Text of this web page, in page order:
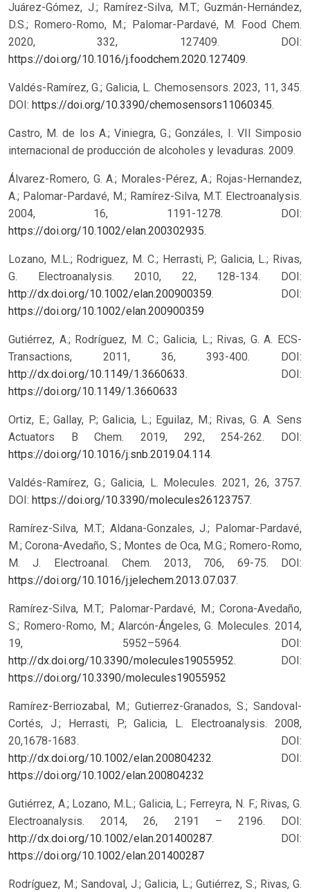
Juárez-Gómez, J.; Ramírez-Silva, M.T.; Guzmán-Hernández,
D.S.; Romero-Romo, M.; Palomar-Pardavé, M. Food Chem.
2020, 332, 127409. DOI:
https://doi.org/10.1016/j.foodchem.2020.127409.
Valdés-Ramírez, G.; Galicia, L. Chemosensors. 2023, 11, 345.
DOI: https://doi.org/10.3390/chemosensors11060345.
Castro, M. de los A.; Viniegra, G.; Gonzáles, I. VII Simposio
internacional de producción de alcoholes y levaduras. 2009.
Álvarez-Romero, G. A.; Morales-Pérez, A.; Rojas-Hernandez,
A.; Palomar-Pardavé, M.; Ramírez-Silva, M.T. Electroanalysis.
2004, 16, 1191-1278. DOI:
https://doi.org/10.1002/elan.200302935.
Lozano, M.L.; Rodriguez, M. C.; Herrasti, P.; Galicia, L.; Rivas,
G. Electroanalysis. 2010, 22, 128-134. DOI:
http://dx.doi.org/10.1002/elan.200900359.
DOI:
https://doi.org/10.1002/elan.200900359
Gutiérrez, A.; Rodríguez, M. C.; Galicia, L.; Rivas, G. A. ECS-
Transactions, 2011, 36, 393-400. DOI:
http://dx.doi.org/10.1149/1.3660633.
DOI:
https://doi.org/10.1149/1.3660633
Ortiz, E.; Gallay, P.; Galicia, L.; Eguilaz, M.; Rivas, G. A. Sens
Actuators B Chem. 2019, 292, 254-262. DOI:
https://doi.org/10.1016/j.snb.2019.04.114.
Valdés-Ramírez, G.; Galicia, L. Molecules. 2021, 26, 3757.
DOI: https://doi.org/10.3390/molecules26123757.
Ramírez-Silva, M.T.; Aldana-Gonzales, J.; Palomar-Pardavé,
M.; Corona-Avedaño, S.; Montes de Oca, M.G.; Romero-Romo,
M. J. Electroanal. Chem. 2013, 706, 69-75. DOI:
https://doi.org/10.1016/j.jelechem.2013.07.037.
Ramírez-Silva, M.T.; Palomar-Pardavé, M.; Corona-Avedaño,
S.; Romero-Romo, M.; Alarcón-Ángeles, G. Molecules. 2014,
19, 5952–5964. DOI:
http://dx.doi.org/10.3390/molecules19055952.
DOI:
https://doi.org/10.3390/molecules19055952
Ramírez-Berriozabal, M.; Gutierrez-Granados, S.; Sandoval-
Cortés, J.; Herrasti, P.; Galicia, L. Electroanalysis. 2008,
20,1678-1683. DOI:
http://dx.doi.org/10.1002/elan.200804232.
DOI:
https://doi.org/10.1002/elan.200804232
Gutiérrez, A.; Lozano, M.L.; Galicia, L.; Ferreyra, N. F.; Rivas, G.
Electroanalysis. 2014, 26, 2191 – 2196. DOI:
http://dx.doi.org/10.1002/elan.201400287.
DOI:
https://doi.org/10.1002/elan.201400287
Rodríguez, M.; Sandoval, J.; Galicia, L.; Gutiérrez, S.; Rivas, G.